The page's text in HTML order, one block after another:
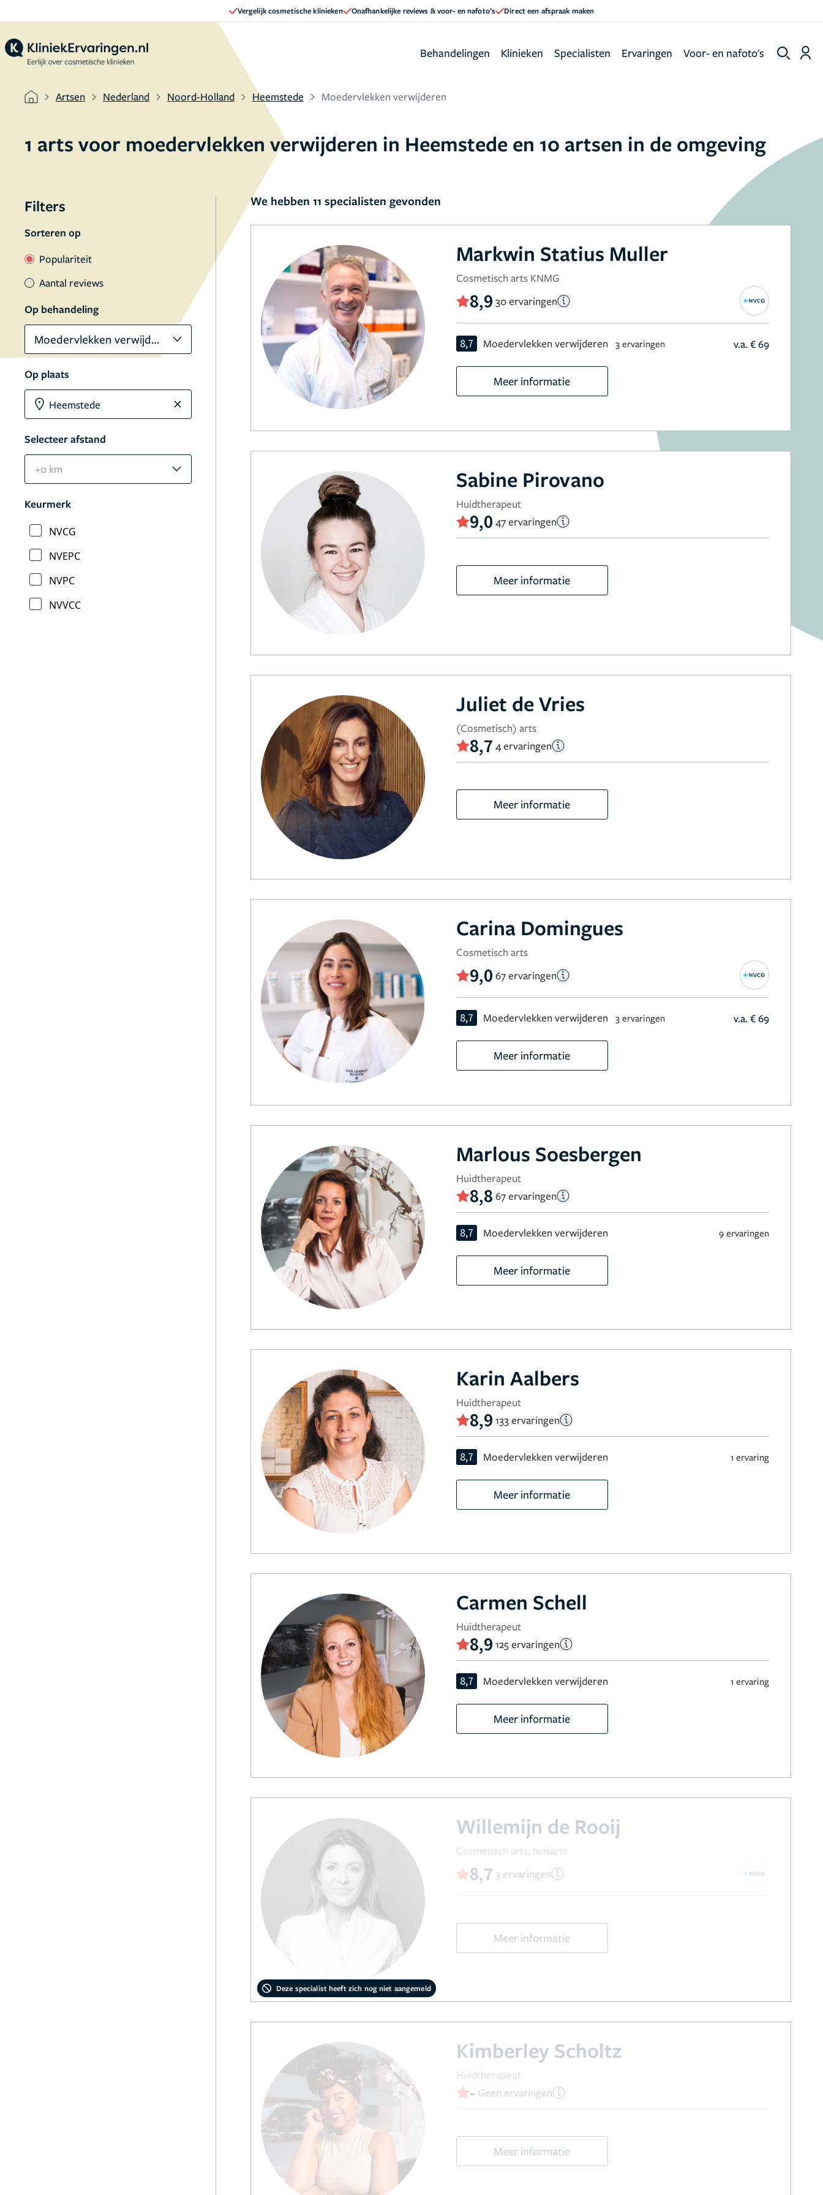
Vergelijk cosmetische klinieken Onafhankelijke reviews & voor- en nafoto’s Direct een afspraak maken
Behandelingen Klinieken Specialisten Ervaringen Voor- en nafoto's
Artsen Nederland Noord-Holland Heemstede Moedervlekken verwijderen
1 arts voor moedervlekken verwijderen in Heemstede en 10 artsen in de omgeving
Filters
Sorteren op
Populariteit
Aantal reviews
Op behandeling
Moedervlekken verwijderen
Op plaats
Selecteer afstand
+0 km
Keurmerk
NVCG
NVEPC
NVPC
NVVCC
We hebben 11 specialisten gevonden
Markwin Statius Muller
Cosmetisch arts KNMG
8,9 30 ervaringen
8,7 Moedervlekken verwijderen 3 ervaringen v.a. € 69
Meer informatie
Sabine Pirovano
Huidtherapeut
9,0 47 ervaringen
Meer informatie
Juliet de Vries
(Cosmetisch) arts
8,7 4 ervaringen
Meer informatie
Carina Domingues
Cosmetisch arts
9,0 67 ervaringen
8,7 Moedervlekken verwijderen 3 ervaringen v.a. € 69
Meer informatie
Marlous Soesbergen
Huidtherapeut
8,8 67 ervaringen
8,7 Moedervlekken verwijderen 9 ervaringen
Meer informatie
Karin Aalbers
Huidtherapeut
8,9 133 ervaringen
8,7 Moedervlekken verwijderen 1 ervaring
Meer informatie
Carmen Schell
Huidtherapeut
8,9 125 ervaringen
8,7 Moedervlekken verwijderen 1 ervaring
Meer informatie
Deze specialist heeft zich nog niet aangemeld
Willemijn de Rooij
Cosmetisch arts, huisarts
8,7 3 ervaringen
Meer informatie
Kimberley Scholtz
Huidtherapeut
- Geen ervaringen
Meer informatie